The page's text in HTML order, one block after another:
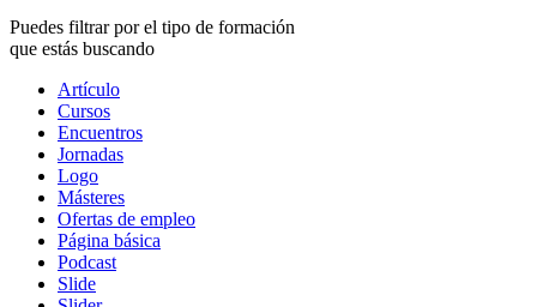
Puedes filtrar por el tipo de formación
que estás buscando
Tipo
contenido
Artículo
Cursos
Encuentros
Jornadas
Logo
Másteres
Ofertas de empleo
Página básica
Podcast
Slide